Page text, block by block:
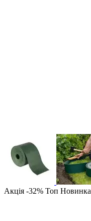
Акція -32% Топ Новинка